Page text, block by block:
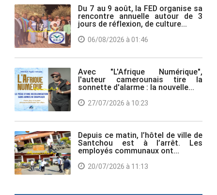
Du 7 au 9 août, la FED organise sa
rencontre annuelle autour de 3
jours de réflexion, de culture...
06/08/2026 à 01:46
Avec "L'Afrique Numérique",
l'auteur camerounais tire la
sonnette d'alarme : la nouvelle...
27/07/2026 à 10:23
Depuis ce matin, l’hôtel de ville de
Santchou est à l’arrêt. Les
employés communaux ont...
20/07/2026 à 11:13